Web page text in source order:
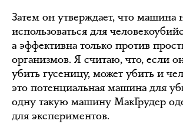
Затем он утверждает, что машина
использоваться для
а эффективна только против
организмов. Я считаю, что, если
убить гусеницу, может убить и
это потенциальная машина для
одну такую машину МакГрудер
для экспериментов.